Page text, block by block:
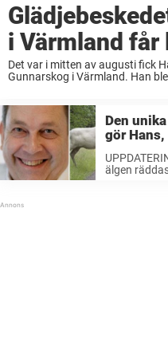
i Värmland får
Det var i mitten av augusti fick
Gunnarskog i Värmland. Han
Den
gör
älgen